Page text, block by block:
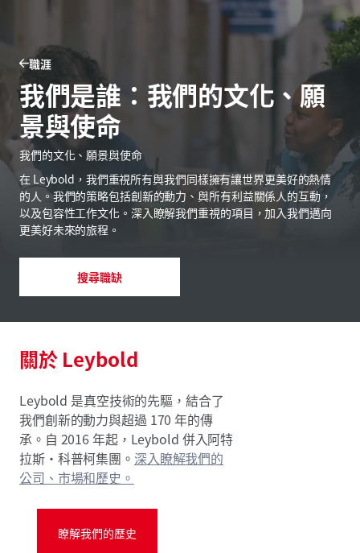
職涯
我們是誰：我們的文化、願
景與使命
我們的文化、願景與使命
在 Leybold，我們重視所有與我們同樣擁有讓世界更美好的熱情
的人。我們的策略包括創新的動力、與所有利益關係人的互動，
以及包容性工作文化。深入瞭解我們重視的項目，加入我們邁向
更美好未來的旅程。
搜尋職缺
關於 Leybold
Leybold 是真空技術的先驅，結合了
我們創新的動力與超過 170 年的傳
承。自 2016 年起，Leybold 併入阿特
拉斯·科普柯集團。 深入瞭解我們的
公司、市場和歷史。
瞭解我們的歷史